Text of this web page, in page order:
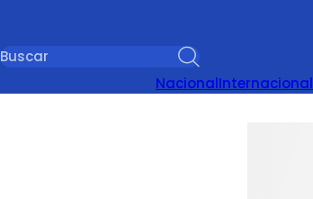
NacionalInternacional